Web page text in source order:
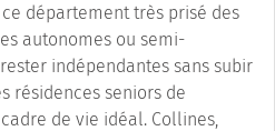
département très prisé des
autonomes ou semi-
indépendantes sans subir
résidences seniors de
de vie idéal. Collines,